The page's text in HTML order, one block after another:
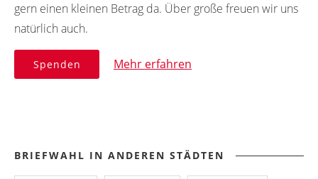
gern einen kleinen Betrag da. Über große freuen wir uns
natürlich auch.
Spenden Mehr erfahren
BRIEFWAHL IN ANDEREN STÄDTEN